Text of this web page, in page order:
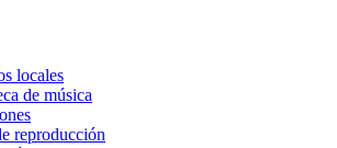
locales
de música
reproducción